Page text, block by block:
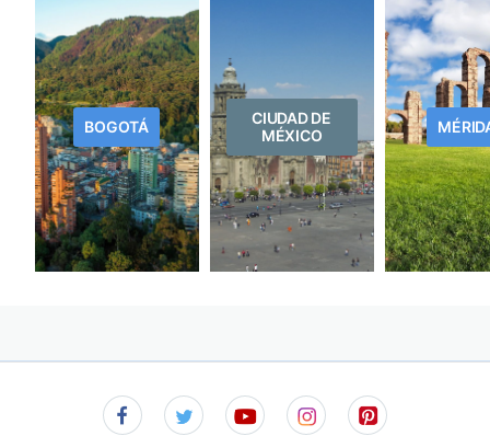
BOGOTÁ
CIUDAD DE
MÉXICO